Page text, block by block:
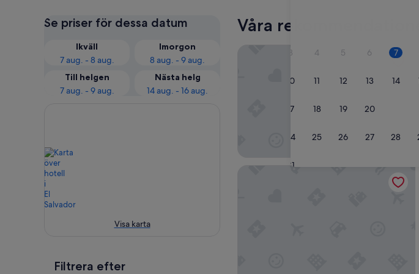
September
2026.
3 4 5 6 7
10 11 12 13 14
17 18 19 20
24 25 26 27 28
31
Se priser för dessa datum
Ikväll
7 aug. - 8 aug.
Imorgon
8 aug. - 9 aug.
Till helgen
7 aug. - 9 aug.
Nästa helg
14 aug. - 16 aug.
Visa karta
Filtrera efter
Våra
Royal Decameron Salinitas - All Inclusive
HOTEL TESORO BEACH